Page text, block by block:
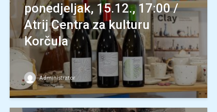
ponedjeljak, 15.12., 17:00 /
Atrij Centra za kulturu
Korčula
Administrator